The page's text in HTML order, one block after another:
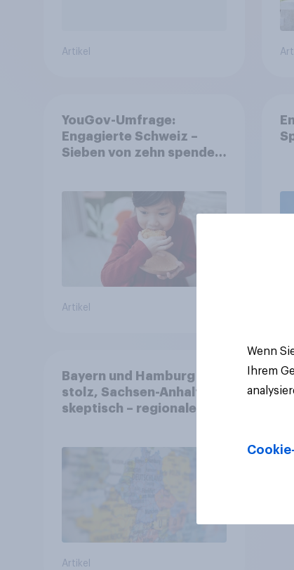
Artikel
YouGov-Umfrage:
Engagierte Schweiz –
Sieben von zehn spenden,
Artikel
Bayern und Hamburg
stolz, Sachsen-Anhalt
skeptisch – regionale
Europa im Osten am
Artikel
Wenn
Ihrem